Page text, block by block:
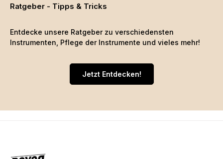
Ratgeber - Tipps & Tricks
Entdecke unsere Ratgeber zu verschiedensten
Instrumenten, Pflege der Instrumente und vieles mehr!
Jetzt Entdecken!